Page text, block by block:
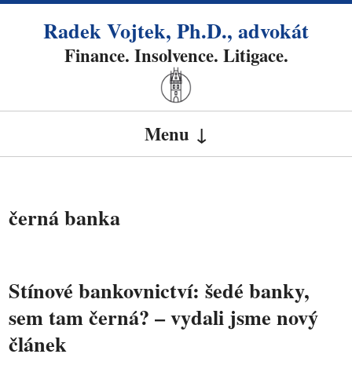
Radek Vojtek, Ph.D., advokát
Finance. Insolvence. Litigace.
Menu
černá banka
Stínové bankovnictví: šedé banky,
sem tam černá? – vydali jsme nový
článek